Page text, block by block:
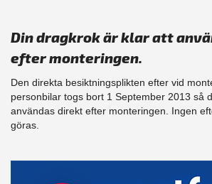
Din dragkrok är klar att
efter monteringen.
Den direkta besiktningsplikten efter vid
personbilar togs bort 1 September 2013 så
användas direkt efter monteringen. Ingen
göras.